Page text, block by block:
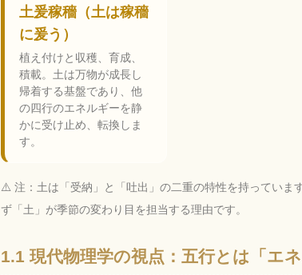
土爰稼穡（土は稼穡
に爰う）
植え付けと収穫、育成、
積載。土は万物が成長し
帰着する基盤であり、他
の四行のエネルギーを静
かに受け止め、転換しま
す。
⚠️ 注：土は「受納」と「吐出」の二重の特性を持っていま
ず「土」が季節の変わり目を担当する理由です。
1.1 現代物理学の視点：五行とは「エ